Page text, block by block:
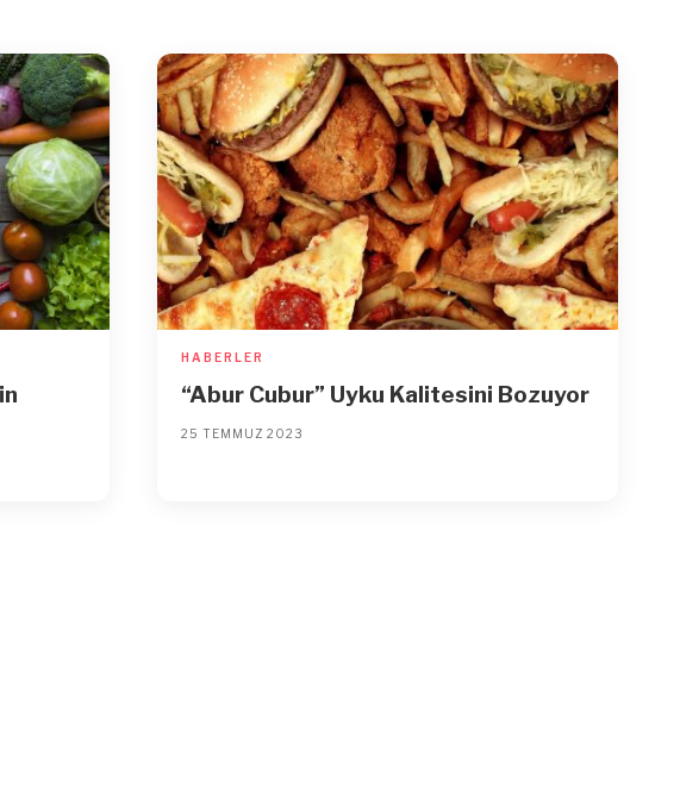
HABERLER
“Abur Cubur” Uyku Kalitesini Bozuyor
25 TEMMUZ 2023